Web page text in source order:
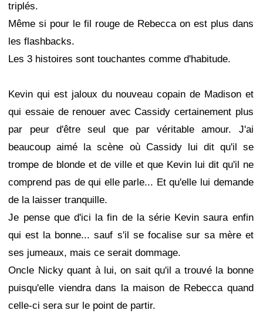
triplés.
Même si pour le fil rouge de Rebecca on est plus dans
les flashbacks.
Les 3 histoires sont touchantes comme d'habitude.
Kevin qui est jaloux du nouveau copain de Madison et
qui essaie de renouer avec Cassidy certainement plus
par peur d'être seul que par véritable amour. J'ai
beaucoup aimé la scène où Cassidy lui dit qu'il se
trompe de blonde et de ville et que Kevin lui dit qu'il ne
comprend pas de qui elle parle... Et qu'elle lui demande
de la laisser tranquille.
Je pense que d'ici la fin de la série Kevin saura enfin
qui est la bonne... sauf s'il se focalise sur sa mère et
ses jumeaux, mais ce serait dommage.
Oncle Nicky quant à lui, on sait qu'il a trouvé la bonne
puisqu'elle viendra dans la maison de Rebecca quand
celle-ci sera sur le point de partir.